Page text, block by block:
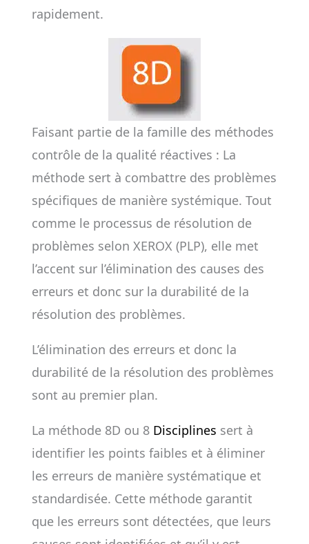
rapidement.
Faisant partie de la famille des méthodes
contrôle de la qualité réactives : La
méthode sert à combattre des problèmes
spécifiques de manière systémique. Tout
comme le processus de résolution de
problèmes selon XEROX (PLP), elle met
l’accent sur l’élimination des causes des
erreurs et donc sur la durabilité de la
résolution des problèmes.
L’élimination des erreurs et donc la
durabilité de la résolution des problèmes
sont au premier plan.
La méthode 8D ou 8 Disciplines sert à
identifier les points faibles et à éliminer
les erreurs de manière systématique et
standardisée. Cette méthode garantit
que les erreurs sont détectées, que leurs